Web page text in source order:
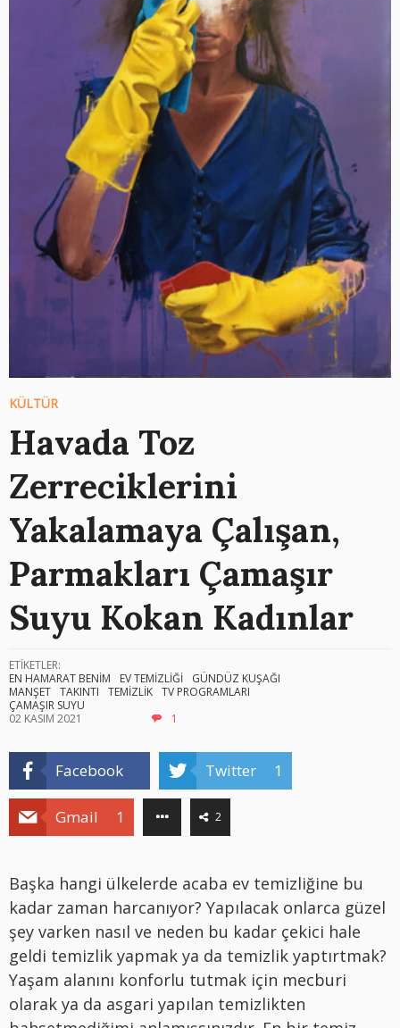
KÜLTÜR
Havada Toz
Zerreciklerini
Yakalamaya Çalışan,
Parmakları Çamaşır
Suyu Kokan Kadınlar
ETİKETLER:
EN HAMARAT BENİM
EV TEMİZLİĞİ
GÜNDÜZ KUŞAĞI
MANŞET TAKINTI TEMİZLİK TV PROGRAMLARI
ÇAMAŞIR SUYU
02 KASIM 2021
1
Facebook Twitter 1
Gmail 1 2
Başka hangi ülkelerde acaba ev temizliğine bu
kadar zaman harcanıyor? Yapılacak onlarca güzel
şey varken nasıl ve neden bu kadar çekici hale
geldi temizlik yapmak ya da temizlik yaptırtmak?
Yaşam alanını konforlu tutmak için mecburi
olarak ya da asgari yapılan temizlikten